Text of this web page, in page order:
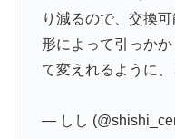
り減るので、交換
形によって引っか
て変えれるように、
— しし